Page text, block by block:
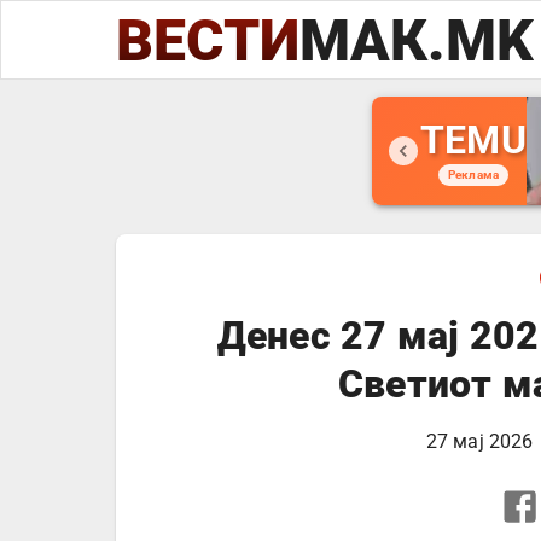
ВЕСТИМАК.MK
TEMU
Реклама
Денес 27 мај
Светиот
27 мај 2026